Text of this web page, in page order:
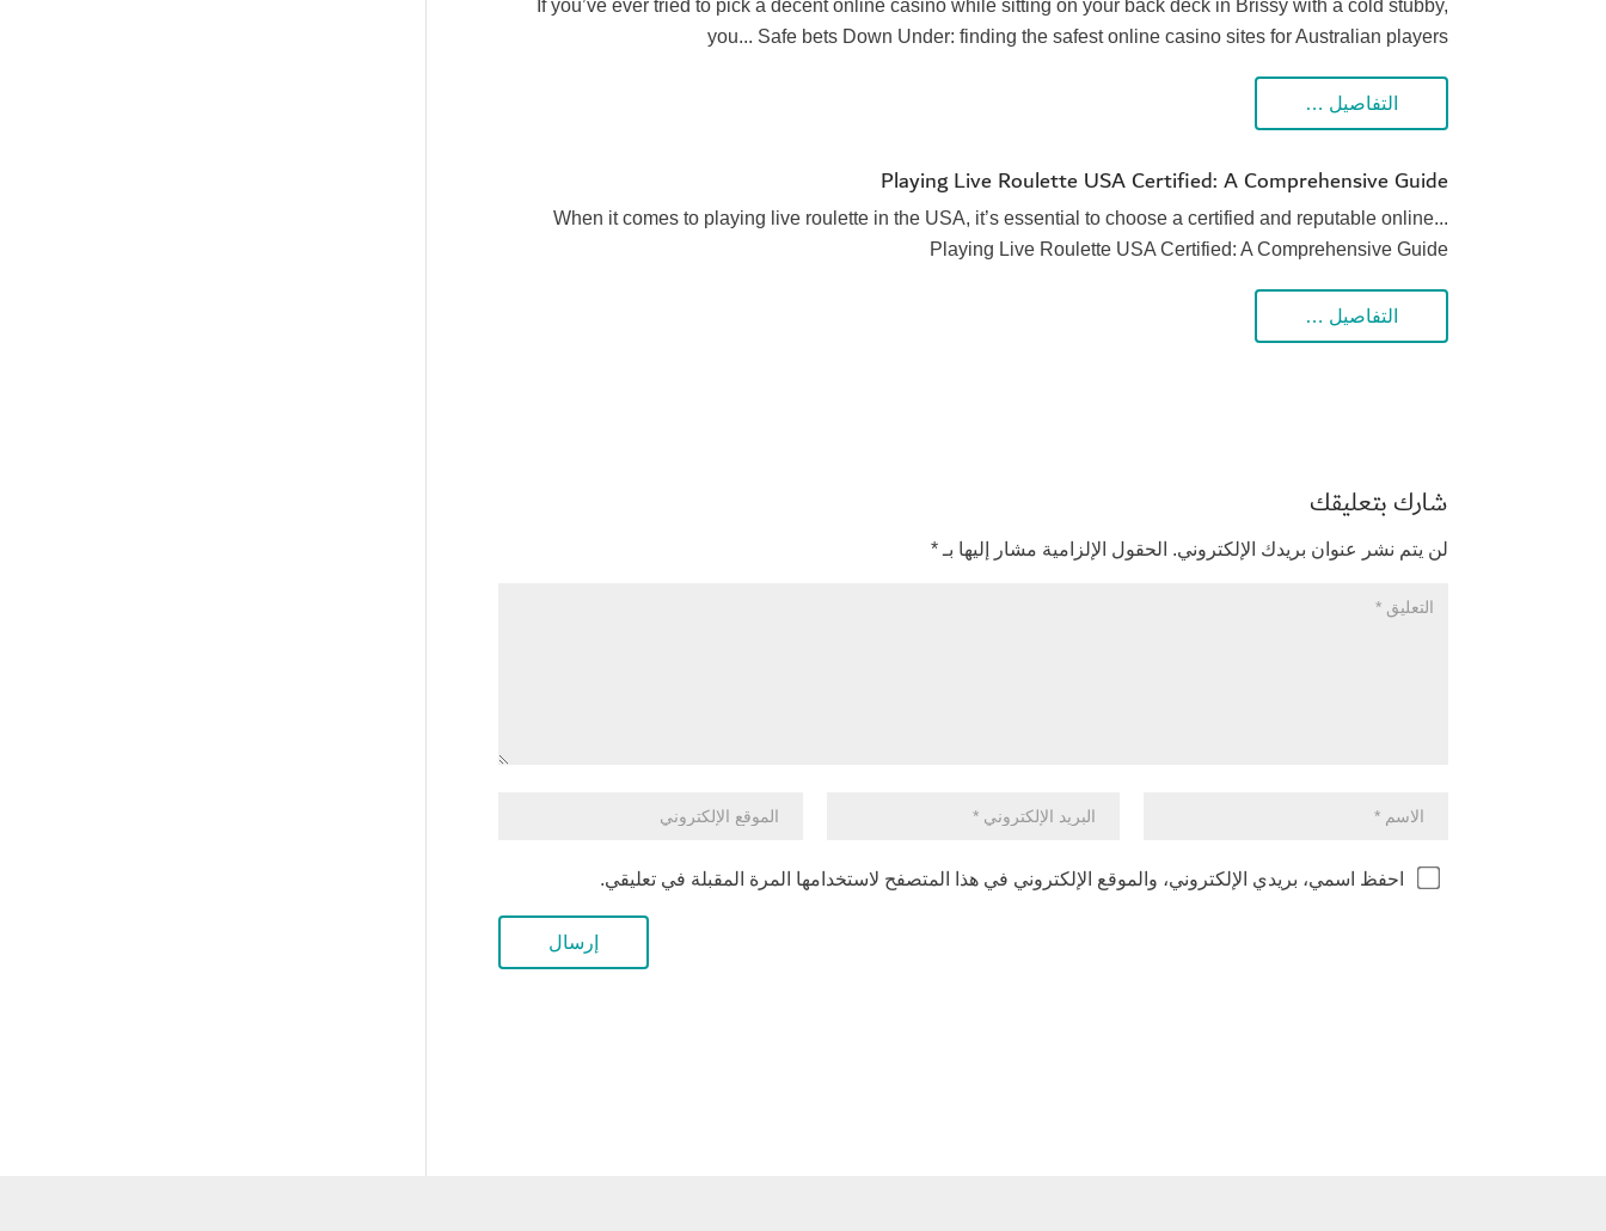
If you’ve ever tried to pick a decent online casino while sitting on your back deck in Brissy with a cold stubby,
you... Safe bets Down Under: finding the safest online casino sites for Australian players
التفاصيل …
Playing Live Roulette USA Certified: A Comprehensive Guide
When it comes to playing live roulette in the USA, it’s essential to choose a certified and reputable online...
Playing Live Roulette USA Certified: A Comprehensive Guide
التفاصيل …
شارك بتعليقك
لن يتم نشر عنوان بريدك الإلكتروني. الحقول الإلزامية مشار إليها بـ *
احفظ اسمي، بريدي الإلكتروني، والموقع الإلكتروني في هذا المتصفح لاستخدامها المرة المقبلة في تعليقي.